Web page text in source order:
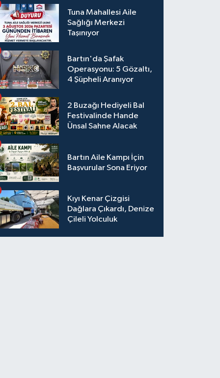
Tuna Mahallesi Aile
Sağlığı Merkezi
Taşınıyor
Bartın'da Şafak
Operasyonu: 5 Gözaltı,
4 Şüpheli Aranıyor
2 Buzağı Hediyeli Bal
Festivalinde Hande
Ünsal Sahne Alacak
Bartın Aile Kampı İçin
Başvurular Sona Eriyor
Kıyı Kenar Çizgisi
Dağlara Çıkardı, Denize
Çileli Yolculuk